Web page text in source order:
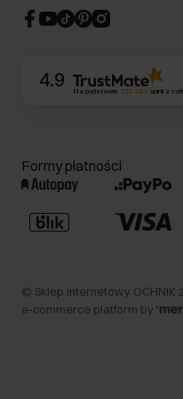
CSR
4.9
Na podstawie 357 283 opinii z
Formy płatności
© Sklep internetowy OCHNIK
e-commerce platform by